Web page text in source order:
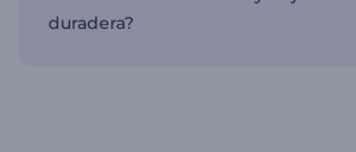
duradera?